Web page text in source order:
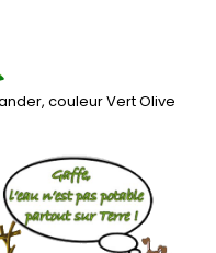
couleur Vert Olive